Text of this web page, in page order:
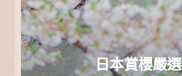
日本賞櫻嚴選